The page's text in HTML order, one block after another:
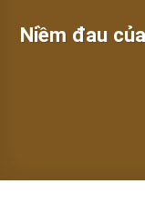
Niềm đau